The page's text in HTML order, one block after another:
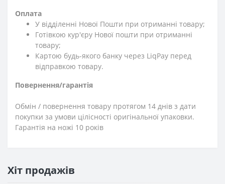
Оплата
У відділенні Нової Пошти при отриманні товару;
Готівкою кур'єру Нової пошти при отриманні
товару;
Картою будь-якого банку через LiqPay перед
відправкою товару.
Повернення/гарантія
Обмін / повернення товару протягом 14 днів з дати
покупки за умови цілісності оригінальної упаковки.
Гарантія на ножі 10 років
Хіт продажів